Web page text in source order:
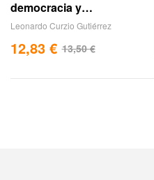
democracia y
videopolítica en
tabasco,1994-1999
Leonardo Curzio Gutiérrez
13,50€
12,83 €